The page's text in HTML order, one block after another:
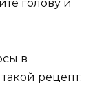
голову и
в
рецепт: